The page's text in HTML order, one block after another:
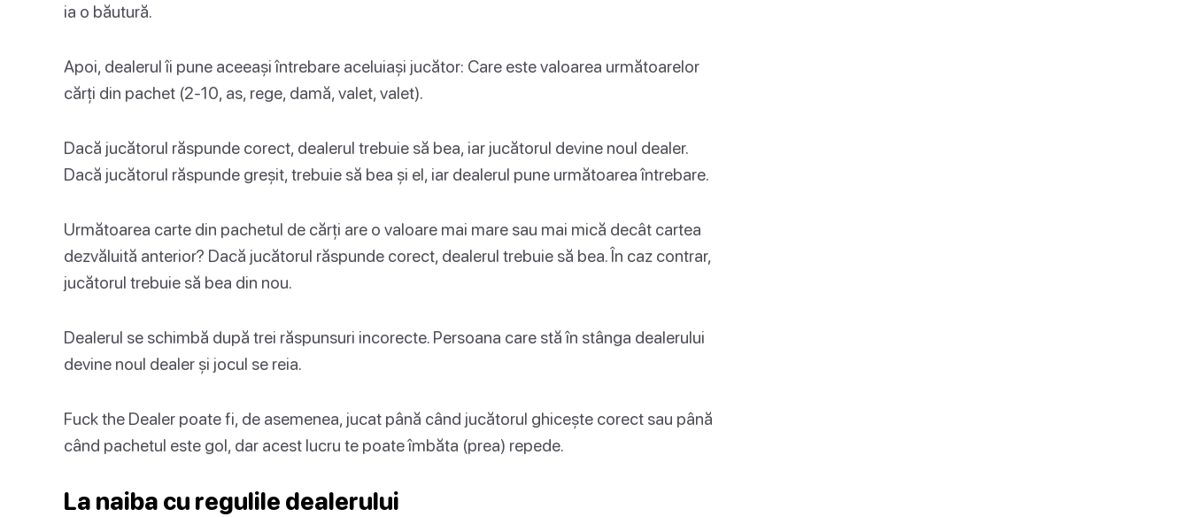
ia o băutură.
Apoi, dealerul îi pune aceeași întrebare aceluiași jucător: Care este valoarea următoarelor
cărți din pachet (2-10, as, rege, damă, valet, valet).
Dacă jucătorul răspunde corect, dealerul trebuie să bea, iar jucătorul devine noul dealer.
Dacă jucătorul răspunde greșit, trebuie să bea și el, iar dealerul pune următoarea întrebare.
Următoarea carte din pachetul de cărți are o valoare mai mare sau mai mică decât cartea
dezvăluită anterior? Dacă jucătorul răspunde corect, dealerul trebuie să bea. În caz contrar,
jucătorul trebuie să bea din nou.
Dealerul se schimbă după trei răspunsuri incorecte. Persoana care stă în stânga dealerului
devine noul dealer și jocul se reia.
Fuck the Dealer poate fi, de asemenea, jucat până când jucătorul ghicește corect sau până
când pachetul este gol, dar acest lucru te poate îmbăta (prea) repede.
La naiba cu regulile dealerului